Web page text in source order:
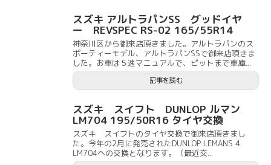
スズキ アルトラパンSS グッドイヤ
ー REVSPEC RS-02 165/55R14
神奈川区から御来店頂きました。アルトラパンのス
ポーティーモデル、アルトラパンSSで御来店頂きま
した。お車は５速マニュアルで、ピットまで車庫...
記事を読む
スズキ スイフト DUNLOP ルマン
LM704 195/50R16 タイヤ交換
スズキ スイフトのタイヤ交換で御来店頂きまし
た。今年の2月に発売されたDUNLOP LEMANS 4
LM704への交換となります。（最近交...